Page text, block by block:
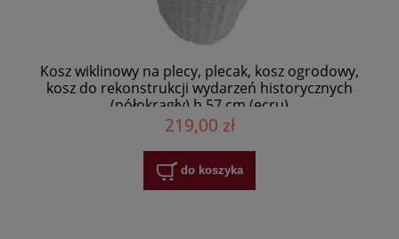
Kosz wiklinowy na plecy, plecak, kosz ogrodowy,
kosz do rekonstrukcji wydarzeń historycznych
(półokrągły) h 57 cm (ecru)
219,00 zł
do koszyka